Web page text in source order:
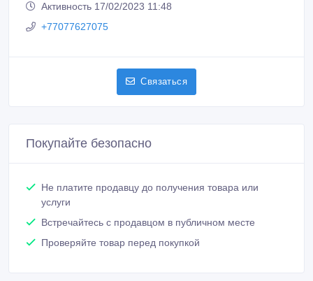
Активность 17/02/2023 11:48
+77077627075
Связаться
Покупайте безопасно
Не платите продавцу до получения товара или
услуги
Встречайтесь с продавцом в публичном месте
Проверяйте товар перед покупкой